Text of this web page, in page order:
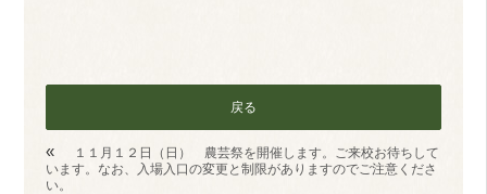
戻る
«
１１月１２日（日） 農芸祭を開催します。ご来校お待ちして
います。なお、入場入口の変更と制限がありますのでご注意くださ
い。